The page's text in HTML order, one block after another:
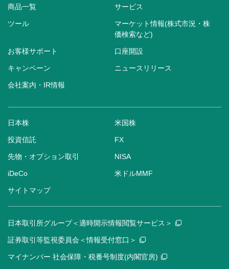
商品一覧 サービス
ツール
マーケット情報(株式市況・株
価検索など)
お客様サポート 口座開設
キャンペーン ニュースリリース
会社案内・IR情報
日本株 米国株
投資信託 FX
先物・オプション取引 NISA
iDeCo 米ドルMMF
サイトマップ
日本取引所グループ＜適時開示情報閲覧サービス＞
証券取引等監視委員会＜情報受付窓口＞
マイナンバー 社会保障・税番号制度(内閣官房)